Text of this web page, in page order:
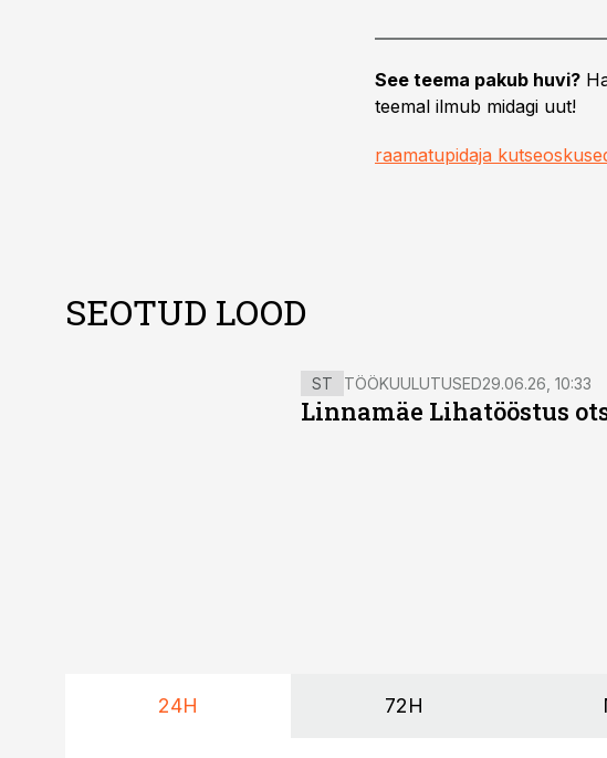
See teema pakub huvi?
teemal ilmub midagi uut!
raamatupidaja
SEOTUD LOOD
ST TÖÖKUULUTUSED29.06.26, 10:33
Linnamäe Lihatööstus
24H 72H